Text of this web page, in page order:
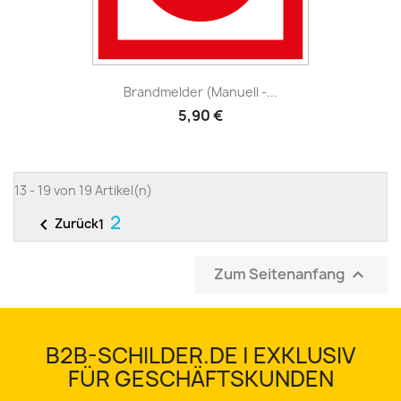
Brandmelder (manuell -...
5,90 €
13 - 19 von 19 Artikel(n)
 Zurück1 2
Zum Seitenanfang 
B2B-SCHILDER.DE | EXKLUSIV
FÜR GESCHÄFTSKUNDEN